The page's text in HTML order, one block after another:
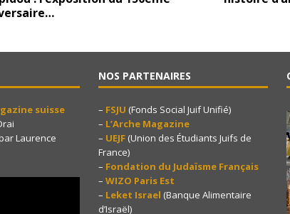
suisse
Laurence
NOS PARTENAIRES
– FSJU (Fonds Social Juif Unifié)
– L’Arche Magazine
– UEJF(Union des Étudiants Juifs de
France)
– Fondation du Judaïsme Français
– WIZO Paris Est
– Leket Israel (Banque Alimentaire
d’Israël)